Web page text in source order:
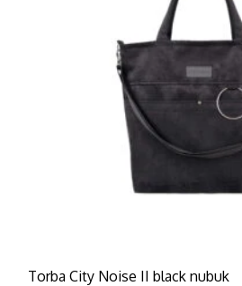
Torba City Noise II black nubuk